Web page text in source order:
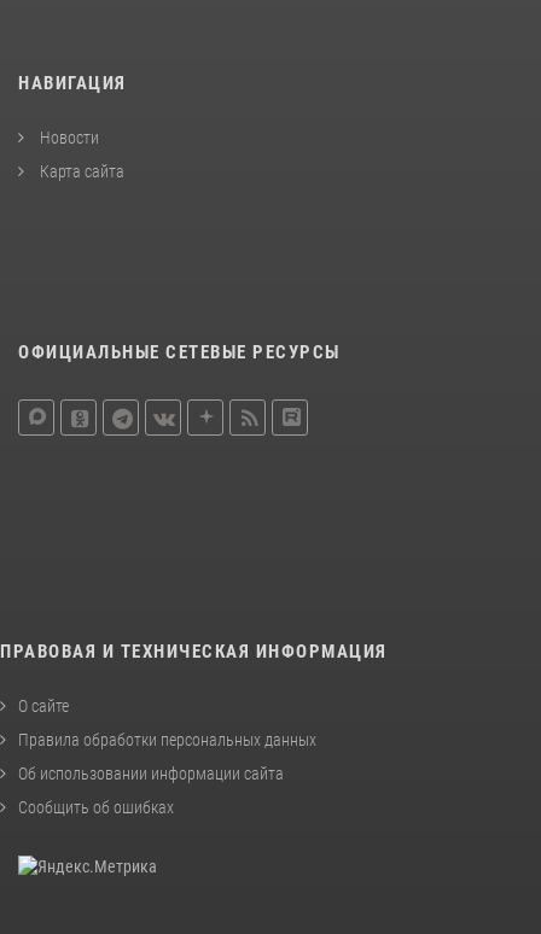
НАВИГАЦИЯ
Новости
Карта сайта
ОФИЦИАЛЬНЫЕ СЕТЕВЫЕ РЕСУРСЫ
ПРАВОВАЯ И ТЕХНИЧЕСКАЯ ИНФОРМАЦИЯ
О сайте
Правила обработки персональных данных
Об использовании информации сайта
Сообщить об ошибках